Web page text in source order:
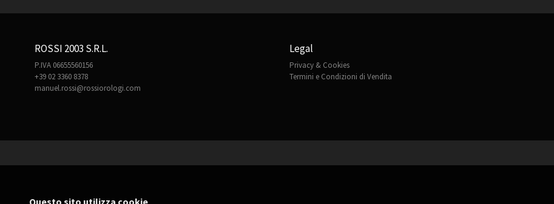
ROSSI 2003 S.R.L.
P.IVA 06655560156
+39 02 3360 8378
manuel.rossi@rossiorologi.com
Legal
Privacy & Cookies
Termini e Condizioni di Vendita
Questo sito utilizza cookie